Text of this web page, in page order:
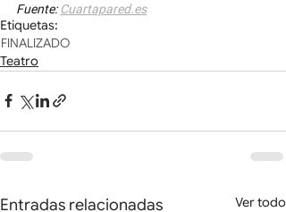
Fuente: Cuartapared.es
Etiquetas:
FINALIZADO
Teatro
Entradas relacionadas Ver todo